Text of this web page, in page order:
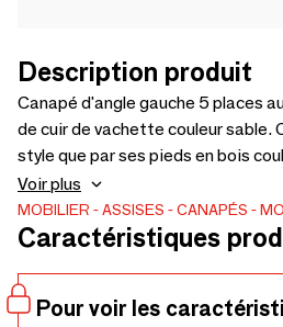
Description produit
Canapé d'angle gauche 5 places
de cuir de vachette couleur sable.
style que par ses pieds en bois
touche d'avant-garde et
dans votre intérieur.
Voir plus
MOBILIER ASSISES CANAPÉS
Caractéristiques
Pour voir les